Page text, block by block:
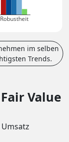
Robustheit
im selben
Trends.
Value